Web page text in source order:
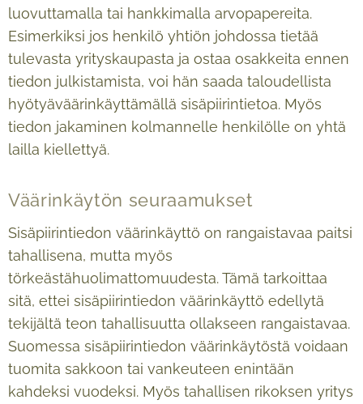
luovuttamalla tai hankkimalla arvopapereita.
Esimerkiksi jos henkilö yhtiön johdossa tietää
tulevasta yrityskaupasta ja ostaa osakkeita ennen
tiedon julkistamista, voi hän saada taloudellista
hyötyäväärinkäyttämällä sisäpiirintietoa. Myös
tiedon jakaminen kolmannelle henkilölle on yhtä
lailla kiellettyä.
Väärinkäytön seuraamukset
Sisäpiirintiedon väärinkäyttö on rangaistavaa paitsi
tahallisena, mutta myös
törkeästähuolimattomuudesta. Tämä tarkoittaa
sitä, ettei sisäpiirintiedon väärinkäyttö edellytä
tekijältä teon tahallisuutta ollakseen rangaistavaa.
Suomessa sisäpiirintiedon väärinkäytöstä voidaan
tuomita sakkoon tai vankeuteen enintään
kahdeksi vuodeksi. Myös tahallisen rikoksen yritys